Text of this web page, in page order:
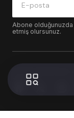
Abone
etmiş olursunuz.
© 2024 WorldTurk.
Volion's